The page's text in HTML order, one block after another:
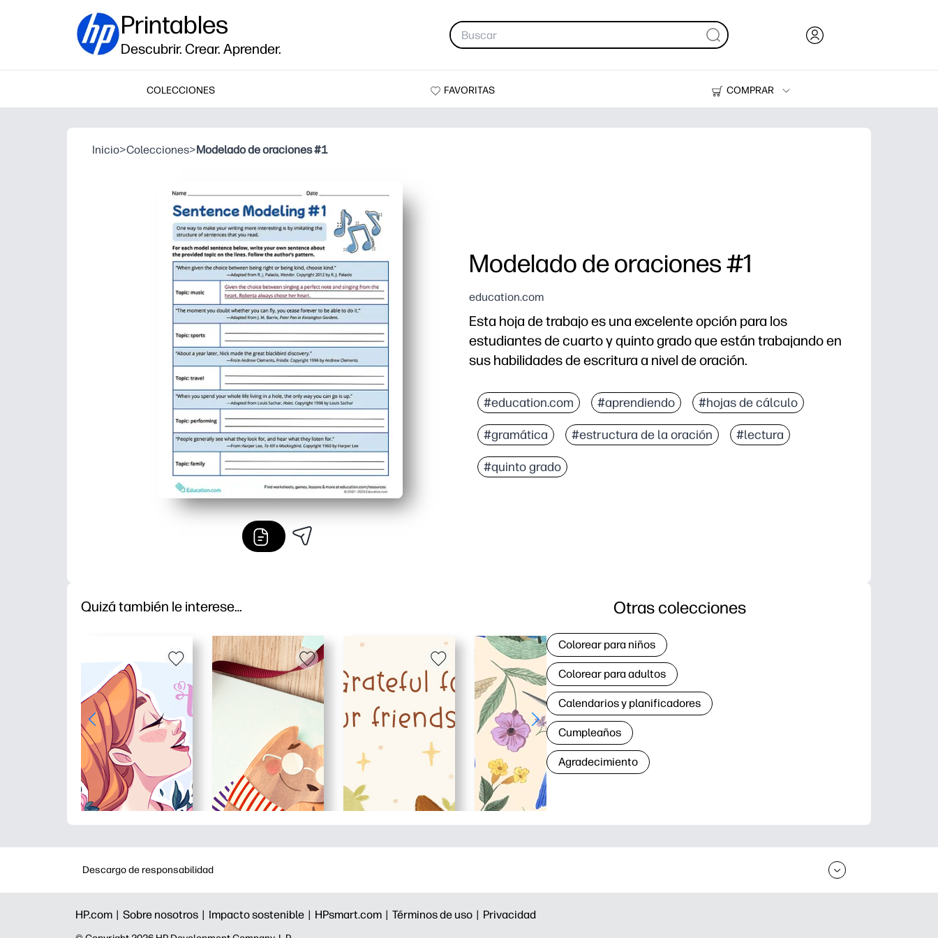
Printables
Descubrir. Crear. Aprender.
COLECCIONES FAVORITAS
COMPRAR
Impresoras
Inicio>Colecciones>Modelado de oraciones #1
Modelado de oraciones #1
education.com
Esta hoja de trabajo es una excelente opción para los
estudiantes de cuarto y quinto grado que están trabajando en
sus habilidades de escritura a nivel de oración.
Ahorras tiempo de preparación con una actividad de impresión y listo: solo
Sus alumnos practican la combinación, expansión y variación de
Las indicaciones claras y un espacio de trabajo estructurado respaldan el
Úselo para calentamientos, centros, tareas o intervenciones en grupos
#education.com #aprendiendo #hojas de cálculo
#gramática #estructura de la oración #lectura
#quinto grado
Quizá también le interese… Otras colecciones
Colorear para niños
Colorear para adultos
Calendarios y planificadores
Cumpleaños
Agradecimiento
Descargo de responsabilidad
HP.com | Sobre nosotros | Impacto sostenible | HPsmart.com | Términos de uso | Privacidad